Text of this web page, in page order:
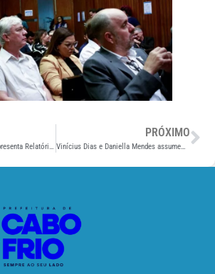
Prefeitura de Cabo Frio apresenta Relatórios de Execução Orçamentária e Gestão Fiscal nesta segunda (27)
PRÓXIMO
Vinícius Dias e Daniella Mendes assumem secretarias em Cabo Frio, durante solenidade no Palácio das Águias